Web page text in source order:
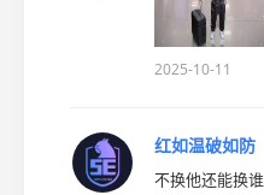
2025-10-11
红如温破如防
不换他还能换谁